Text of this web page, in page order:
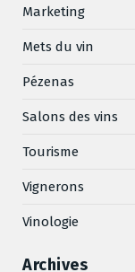
Marketing
Mets du vin
Pézenas
Salons des vins
Tourisme
Vignerons
Vinologie
Archives